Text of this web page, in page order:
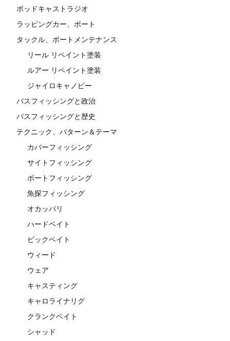
ポッドキャストラジオ
ラッピングカー、ボート
タックル、ボートメンテナンス
リール リペイント塗装
ルアー リペイント塗装
ジャイロキャノピー
バスフィッシングと政治
バスフィッシングと歴史
テクニック、パターン＆テーマ
カバーフィッシング
サイトフィッシング
ボートフィッシング
魚探フィッシング
オカッパリ
ハードベイト
ビックベイト
ウィード
ウェア
キャスティング
キャロライナリグ
クランクベイト
シャッド